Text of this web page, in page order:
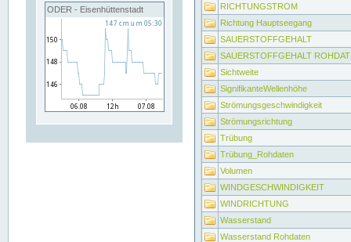
ODER - Eisenhüttenstadt
RICHTUNGSTROM
Richtung Hauptseegang
SAUERSTOFFGEHALT
SAUERSTOFFGEHALT
Sichtweite
SignifikanteWellenhöhe
Strömungsgeschwindigkeit
Strömungsrichtung
Trübung
Trübung_Rohdaten
Volumen
WINDGESCHWINDIGKEIT
WINDRICHTUNG
Wasserstand
Wasserstand Rohdaten